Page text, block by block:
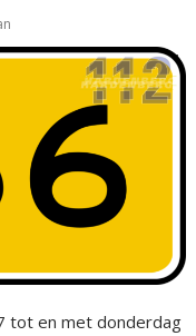
tot en met donderdag